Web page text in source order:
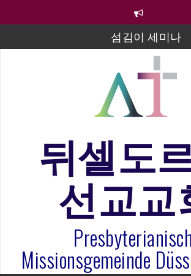
섬김이 세미나
김태희 자매 졸업연
2023년 어린이 주일 유초
라합3 나라 봉헌송
은퇴사-우선화 권사
20260322 주안에 가만히 머물기(요
훈목사
뒤셀도
선교교
Missionsgemeinde